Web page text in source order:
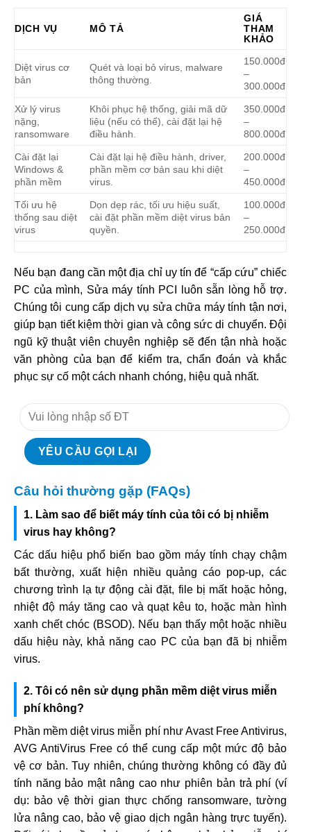
DỊCH VỤ MÔ TẢ
GIÁ
THAM
KHẢO
Diệt virus cơ
bản
Quét và loại bỏ virus, malware
thông thường.
150.000đ
–
300.000đ
Xử lý virus
nặng,
ransomware
Khôi phục hệ thống, giải mã dữ
liệu (nếu có thể), cài đặt lại hệ
điều hành.
350.000đ
–
800.000đ
Cài đặt lại
Windows &
phần mềm
Cài đặt lại hệ điều hành, driver,
phần mềm cơ bản sau khi diệt
virus.
200.000đ
–
450.000đ
Tối ưu hệ
thống sau diệt
virus
Dọn dẹp rác, tối ưu hiệu suất,
cài đặt phần mềm diệt virus bản
quyền.
100.000đ
–
250.000đ
Nếu bạn đang cần một địa chỉ uy tín để “cấp cứu” chiếc
PC của mình, Sửa máy tính PCI luôn sẵn lòng hỗ trợ.
Chúng tôi cung cấp dịch vụ sửa chữa máy tính tận nơi,
giúp bạn tiết kiệm thời gian và công sức di chuyển. Đội
ngũ kỹ thuật viên chuyên nghiệp sẽ đến tận nhà hoặc
văn phòng của bạn để kiểm tra, chẩn đoán và khắc
phục sự cố một cách nhanh chóng, hiệu quả nhất.
Câu hỏi thường gặp (FAQs)
1. Làm sao để biết máy tính của tôi có bị nhiễm
virus hay không?
Các dấu hiệu phổ biến bao gồm máy tính chạy chậm
bất thường, xuất hiện nhiều quảng cáo pop-up, các
chương trình lạ tự động cài đặt, file bị mất hoặc hỏng,
nhiệt độ máy tăng cao và quạt kêu to, hoặc màn hình
xanh chết chóc (BSOD). Nếu bạn thấy một hoặc nhiều
dấu hiệu này, khả năng cao PC của bạn đã bị nhiễm
virus.
2. Tôi có nên sử dụng phần mềm diệt virus miễn
phí không?
Phần mềm diệt virus miễn phí như Avast Free Antivirus,
AVG AntiVirus Free có thể cung cấp một mức độ bảo
vệ cơ bản. Tuy nhiên, chúng thường không có đầy đủ
tính năng bảo mật nâng cao như phiên bản trả phí (ví
dụ: bảo vệ thời gian thực chống ransomware, tường
lửa nâng cao, bảo vệ giao dịch ngân hàng trực tuyến).